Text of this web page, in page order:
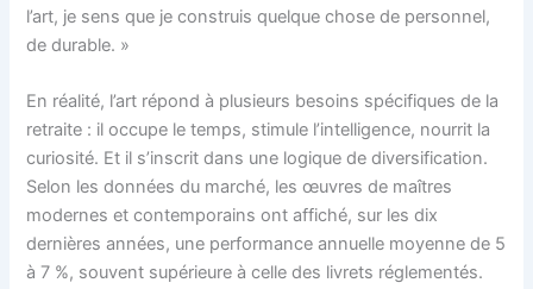
l’art, je sens que je construis quelque chose de personnel,
de durable. »
En réalité, l’art répond à plusieurs besoins spécifiques de la
retraite : il occupe le temps, stimule l’intelligence, nourrit la
curiosité. Et il s’inscrit dans une logique de diversification.
Selon les données du marché, les œuvres de maîtres
modernes et contemporains ont affiché, sur les dix
dernières années, une performance annuelle moyenne de 5
à 7 %, souvent supérieure à celle des livrets réglementés.